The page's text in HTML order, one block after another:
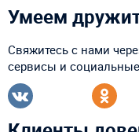
Умеем
Свяжитесь с нами
сервисы и